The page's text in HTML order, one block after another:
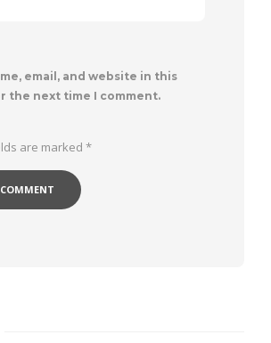
email, and website in this
the next time I comment.
are marked *